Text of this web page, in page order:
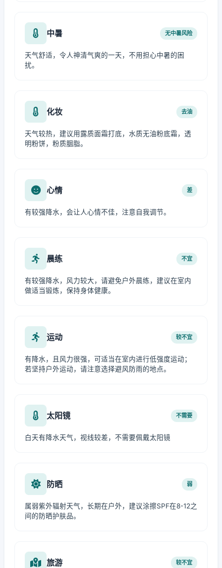
中暑 无中暑风险
天气舒适，令人神清气爽的一天，不用担心中暑的困
扰。
化妆 去油
天气较热，建议用露质面霜打底，水质无油粉底霜，透
明粉饼，粉质胭脂。
心情 差
有较强降水，会让人心情不佳，注意自我调节。
晨练 不宜
有较强降水，风力较大，请避免户外晨练，建议在室内
做适当锻炼，保持身体健康。
运动 较不宜
有降水，且风力很强，可适当在室内进行低强度运动；
若坚持户外运动，请注意选择避风防雨的地点。
太阳镜 不需要
白天有降水天气，视线较差，不需要佩戴太阳镜
防晒 弱
属弱紫外辐射天气，长期在户外，建议涂擦SPF在8-12之
间的防晒护肤品。
旅游 较不宜